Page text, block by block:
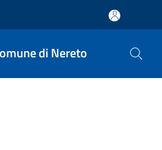
di Nereto